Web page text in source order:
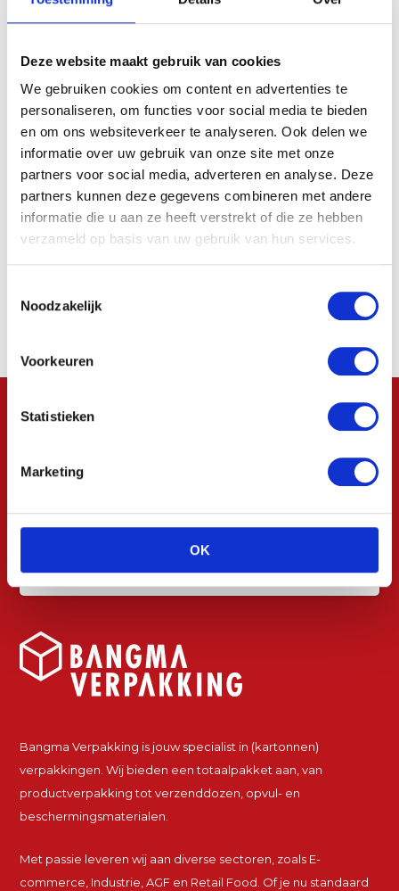
Deze website maakt gebruik van cookies
We gebruiken cookies om content en advertenties te
personaliseren, om functies voor social media te bieden
en om ons websiteverkeer te analyseren. Ook delen we
informatie over uw gebruik van onze site met onze
partners voor social media, adverteren en analyse. Deze
partners kunnen deze gegevens combineren met andere
informatie die u aan ze heeft verstrekt of die ze hebben
verzameld op basis van uw gebruik van hun services.
Noodzakelijk
Voorkeuren
Statistieken
Marketing
OK
Bedrijfsnaam
E-
mailadres
vraag
Bangma Verpakking is jouw specialist in (kartonnen)
verpakkingen. Wij bieden een totaalpakket aan, van
productverpakking tot verzenddozen, opvul- en
beschermingsmaterialen.
Met passie leveren wij aan diverse sectoren, zoals E-
commerce, Industrie, AGF en Retail Food. Of je nu standaard